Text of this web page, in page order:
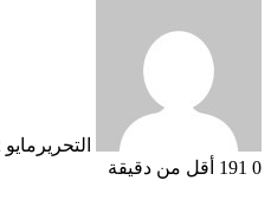
التحرير مايو 22, 2024
0
أقل من دقيقة